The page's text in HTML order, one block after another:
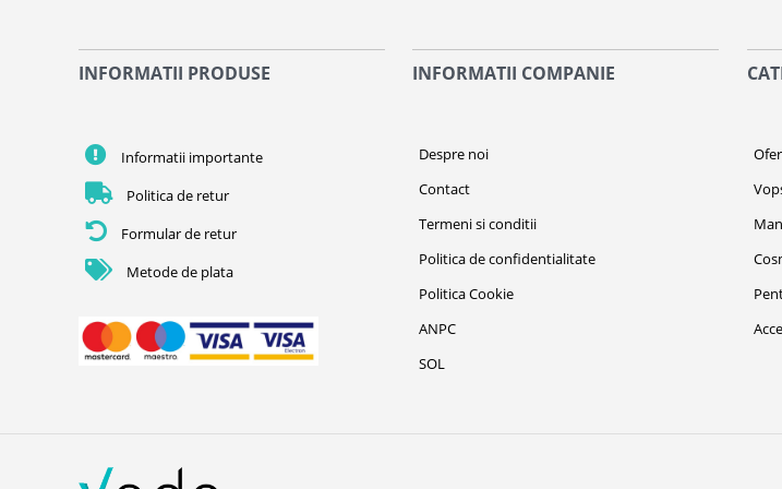
INFORMATII PRODUSE
Informatii importante
Politica de retur
Formular de retur
Metode de plata
INFORMATII COMPANIE
Despre noi
Contact
Termeni si conditii
Politica de confidentialitate
Politica Cookie
ANPC
SOL